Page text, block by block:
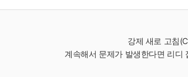
강제 새로 고침
계속해서 문제가 발생한다면 리디